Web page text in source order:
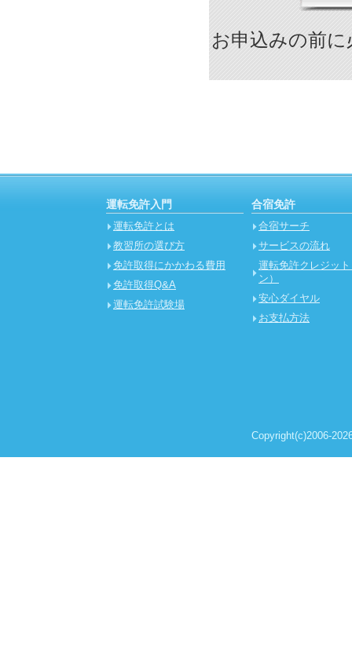
お申込みの前
運転免許入門
運転免許とは
教習所の選び方
免許取得にかかわる費用
免許取得Q&A
運転免許試験場
合宿免許
合宿サーチ
サービスの流れ
運転免許クレジッ
ン）
安心ダイヤル
お支払方法
Copyright(c)2006-